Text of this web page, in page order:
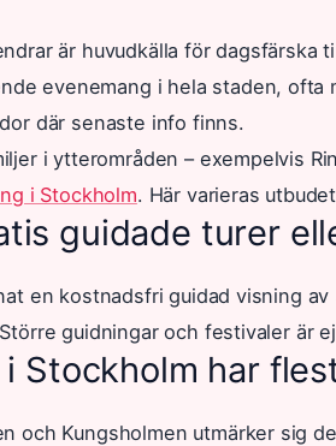
är huvudkälla för
evenemang i hela staden,
där senaste info finns.
i ytterområden – exempelvis
i Stockholm. Här varieras
guidade turer
en kostnadsfri guidad visning
guidningar och festivaler är
Stockholm har
och Kungsholmen utmärker sig